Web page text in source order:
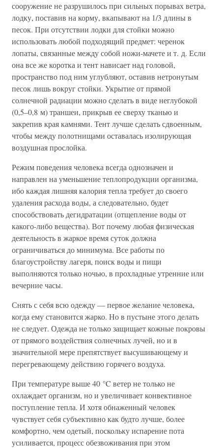
сооружение не разрушилось при сильных порывах ветра,
лодку, поставив на корму, вкапывают на 1/3 длины в
песок. При отсутствии лодки для стойки можно
использовать любой подходящий предмет: черенок
лопаты, связанные между собой ножи-мачете и т. д. Если
она все же коротка и тент нависает над головой,
пространство под ним углубляют, оставив нетронутым
песок лишь вокруг стойки. Укрытие от прямой
солнечной радиации можно сделать в виде неглубокой
(0,5–0,8 м) траншеи, прикрыв ее сверху тканью и
закрепив края камнями. Тент лучше сделать сдвоенным,
чтобы между полотнищами оставалась изолирующая
воздушная прослойка.
Режим поведения человека всегда однозначен и
направлен на уменьшение теплопродукции организма,
ибо каждая лишняя калория тепла требует до своего
удаления расхода воды, а следовательно, будет
способствовать дегидратации (отщепление воды от
какого-либо вещества). Вот почему любая физическая
деятельность в жаркое время суток должна
ограничиваться до минимума. Все работы по
благоустройству лагеря, поиск воды и пищи
выполняются только ночью, в прохладные утренние или
вечерние часы.
Снять с себя всю одежду — первое желание человека,
когда ему становится жарко. Но в пустыне этого делать
не следует. Одежда не только защищает кожные покровы
от прямого воздействия солнечных лучей, но и в
значительной мере препятствует высушивающему и
перегревающему действию горячего воздуха.
При температуре выше 40 °C ветер не только не
охлаждает организм, но и увеличивает конвективное
поступление тепла. И хотя обнаженный человек
чувствует себя субъективно как будто лучше, более
комфортно, чем одетый, поскольку испарение пота
усиливается, процесс обезвоживания при этом